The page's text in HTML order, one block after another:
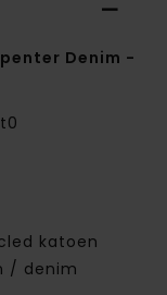
Denim -
katoen
/ denim